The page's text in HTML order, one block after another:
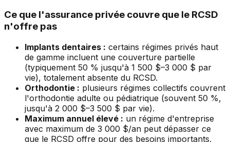
Ce que l'assurance privée couvre que le RCSD
n'offre pas
Implants dentaires : certains régimes privés haut
de gamme incluent une couverture partielle
(typiquement 50 % jusqu'à 1 500 $–3 000 $ par
vie), totalement absente du RCSD.
Orthodontie : plusieurs régimes collectifs couvrent
l'orthodontie adulte ou pédiatrique (souvent 50 %,
jusqu'à 2 000 $–3 500 $ par vie).
Maximum annuel élevé : un régime d'entreprise
avec maximum de 3 000 $/an peut dépasser ce
que le RCSD offre pour des besoins importants.